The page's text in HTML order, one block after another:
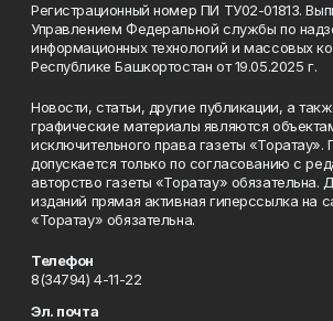
Регистрационный номер ПИ ТУ02-01813.
Управлением Федеральной службы по
информационных технологий и массовых
Республике Башкортостан от 19.05.2025 г.
Новости, статьи, другие публикации, а
графические материалы являются
исключительного права газеты «Торатау».
допускается только по согласованию с
авторство газеты «Торатау» обязательна.
изданий прямая активная гиперссылка на
«Торатау» обязательна.
Телефон
8(34794) 4-11-22
Эл. почта